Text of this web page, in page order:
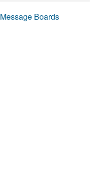
Message Boards